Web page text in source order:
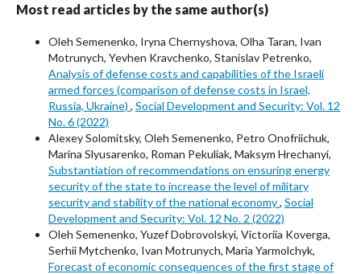
Most read articles by the same author(s)
Oleh Semenenko, Iryna Chernyshova, Olha Taran, Ivan
Motrunych, Yevhen Kravchenko, Stanislav Petrenko,
Analysis of defense costs and capabilities of the Israeli
armed forces (comparison of defense costs in Israel,
Russia, Ukraine) , Social Development and Security: Vol. 12
No. 6 (2022)
Alexey Solomitsky, Oleh Semenenko, Petro Onofriichuk,
Marina Slyusarenko, Roman Pekuliak, Maksym Hrechanyi,
Substantiation of recommendations on ensuring energy
security of the state to increase the level of military
security and stability of the national economy, Social
Development and Security: Vol. 12 No. 2 (2022)
Oleh Semenenko, Yuzef Dobrovolskyi, Victoriia Koverga,
Serhii Mytchenko, Ivan Motrunych, Maria Yarmolchyk,
Forecast of economic consequences of the first stage of